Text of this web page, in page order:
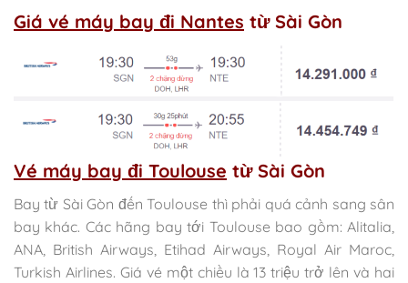
Giá vé máy bay đi Nantes từ Sài Gòn
Vé máy bay đi Toulouse từ Sài Gòn
Bay từ Sài Gòn đến Toulouse thì phải quá cảnh sang sân
bay khác. Các hãng bay tới Toulouse bao gồm: Alitalia,
ANA, British Airways, Etihad Airways, Royal Air Maroc,
Turkish Airlines. Giá vé một chiều là 13 triệu trở lên và hai